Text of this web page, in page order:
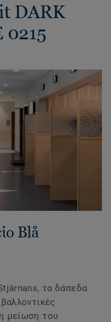
DARK
0215
Blå
τα δάπεδα
μείωση του